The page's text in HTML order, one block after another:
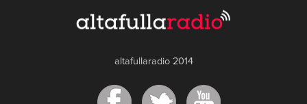
altafullaradio 2014